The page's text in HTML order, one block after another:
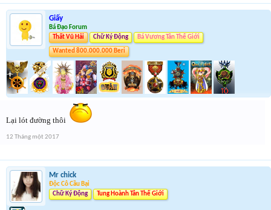
Giấy
Bá Đạo Forum
Thất Vũ Hải
Chữ Ký Động Bá Vương Tân Thế Giới
Wanted 800.000.000 Beri
Lại lót đường thôi
12 Tháng một 2017
Mr chick
Độc Cô Cầu Bại
Chữ Ký Động
Tung Hoành Tân Thế Giới